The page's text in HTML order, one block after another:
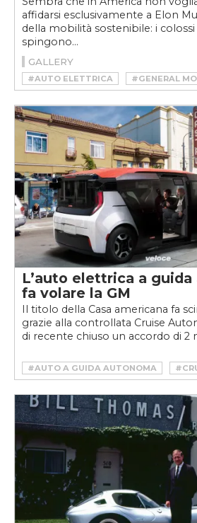
affidarsi esclusivamente a Elon
della mobilità sostenibile: i
spingono...
GALLERY
#AUTO ELETTRICA
#GENERAL
#GM
#PIANO INDUSTRIALE GM
#PICK-UP
#SUV #VELOCEKW
L’auto elettrica a guida
fa volare la GM
Il titolo della Casa americana fa
grazie alla controllata Cruise
di recente chiuso un accordo di 2
#AUTO A GUIDA AUTONOMA
#CRUISE AUTOMATION
#CRUISE
#GENERAL MOTORS
#GM
#GUIDA AUTONOMA
#SAN
#SPERIMENTAZIONE AUTO A GUIDA
#STARTUP
#TEST AUTO A GUIDA AUTONOMA
#VELOCEKW